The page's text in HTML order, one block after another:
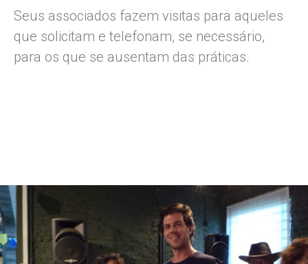
Seus associados fazem visitas para aqueles
que solicitam e telefonam, se necessário,
para os que se ausentam das práticas.